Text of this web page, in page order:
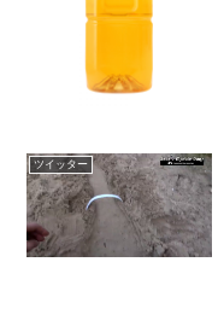
ツイッター